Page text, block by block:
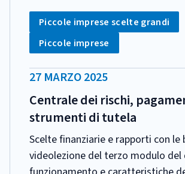
CATEGORIA:
Tag:
Piccole imprese scelte grandi
Tag:
Piccole imprese
DATA
PUBBLICAZIONE:
27 MARZO 2025
Centrale dei rischi,
strumenti di tutela
Scelte finanziarie e rapporti con le
videolezione del terzo modulo del